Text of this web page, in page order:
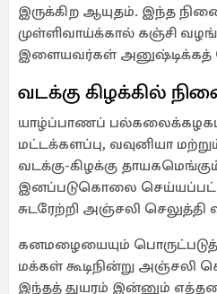
இருக்கிற ஆயுதம். இந்த
முள்ளிவாய்க்கால் கஞ்சி
இளையவர்கள் அனுஷ்டிக்கத்
வடக்கு கிழக்கில்
யாழ்ப்பாணப்
மட்டக்களப்பு, வவுனியா
வடக்கு-கிழக்கு
இனப்படுகொலை செய்யப்பட்ட
சுடரேற்றி அஞ்சலி செலுத்தி
கனமழையையும்
மக்கள் கூடிநின்று அஞ்சலி
இந்தத் துயரம் இன்னும்